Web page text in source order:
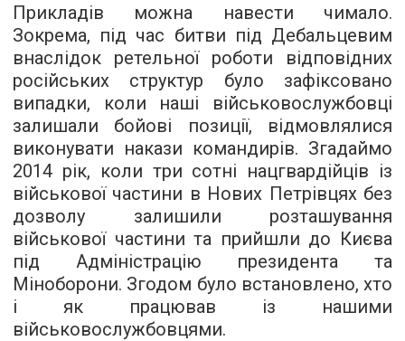
Прикладів можна навести чимало.
Зокрема, під час битви під Дебальцевим
внаслідок ретельної роботи відповідних
російських структур було зафіксовано
випадки, коли наші військовослужбовці
залишали бойові позиції, відмовлялися
виконувати накази командирів. Згадаймо
2014 рік, коли три сотні нацгвардійців із
військової частини в Нових Петрівцях без
дозволу залишили розташування
військової частини та прийшли до Києва
під Адміністрацію президента та
Міноборони. Згодом було встановлено, хто
і як працював із нашими
військовослужбовцями.